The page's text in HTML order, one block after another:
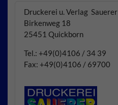
Druckerei u. Verlag Sauerer
Birkenweg 18
25451 Quickborn
Tel.: +49(0)4106 / 34 39
Fax: +49(0)4106 / 69700